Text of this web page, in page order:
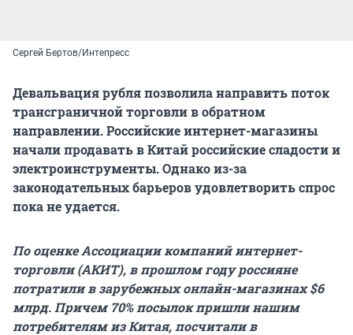
Сергей Бертов/Интепресс
Девальвация рубля позволила направить поток
трансграничной торговли в обратном
направлении. Российские интернет-магазины
начали продавать в Китай российские сладости и
электроинструменты. Однако из-за
законодательных барьеров удовлетворить спрос
пока не удается.
По оценке Ассоциации компаний интернет-
торговли (АКИТ), в прошлом году россияне
потратили в зарубежных онлайн-магазинах $6
млрд. Причем 70% посылок пришли нашим
потребителям из Китая, посчитали в